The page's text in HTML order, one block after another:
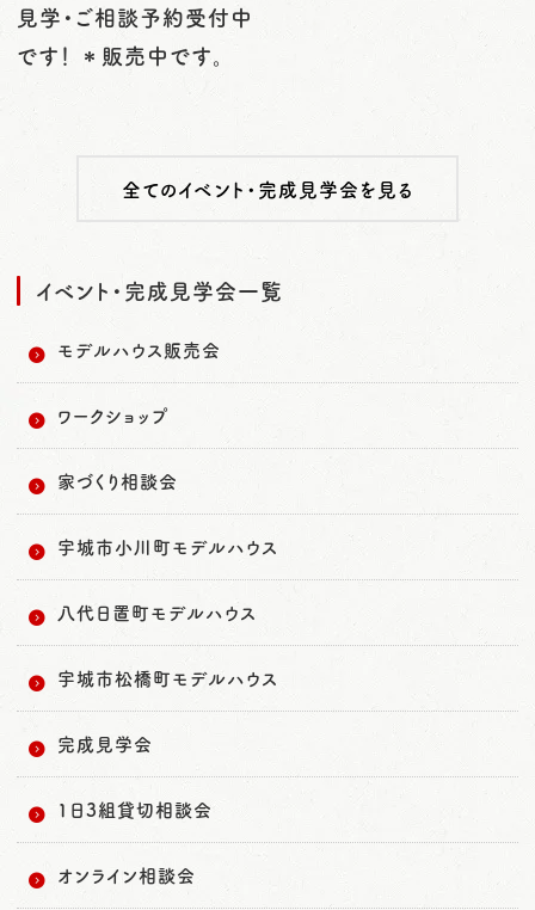
見学・ご相談予約受付中
です！ ＊販売中です。
全てのイベント・完成見学会を見る
イベント・完成見学会一覧
モデルハウス販売会
ワークショップ
家づくり相談会
宇城市小川町モデルハウス
八代日置町モデルハウス
宇城市松橋町モデルハウス
完成見学会
1日3組貸切相談会
オンライン相談会